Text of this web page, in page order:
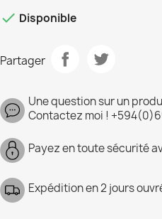
 Disponible
Partager
Une question sur un
Contactez moi !
Payez en toute sécurité
Expédition en 2 jours